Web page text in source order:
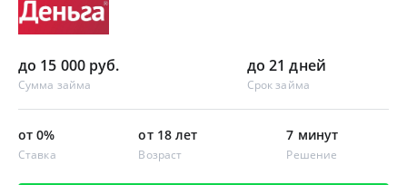
до 15 000 руб.
Сумма займа
до 21 дней
Срок займа
от 0%
Ставка
от 18 лет
Возраст
7 минут
Решение